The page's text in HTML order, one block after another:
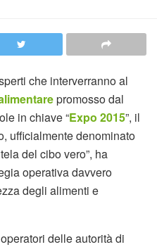
che interverranno al
promosso dal
in chiave “Expo 2015”, il
ufficialmente denominato
del cibo vero”, ha
operativa davvero
degli alimenti e
delle autorità di